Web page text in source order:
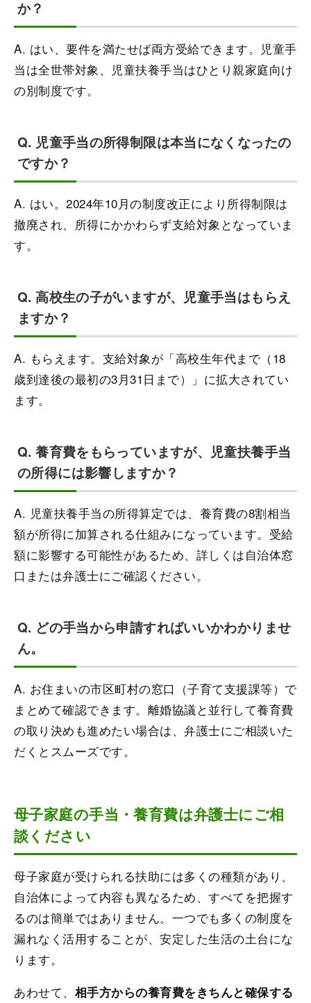
か？
A. はい、要件を満たせば両方受給できます。児童手
当は全世帯対象、児童扶養手当はひとり親家庭向け
の別制度です。
Q. 児童手当の所得制限は本当になくなったの
ですか？
A. はい。2024年10月の制度改正により所得制限は
撤廃され、所得にかかわらず支給対象となっていま
す。
Q. 高校生の子がいますが、児童手当はもらえ
ますか？
A. もらえます。支給対象が「高校生年代まで（18
歳到達後の最初の3月31日まで）」に拡大されてい
ます。
Q. 養育費をもらっていますが、児童扶養手当
の所得には影響しますか？
A. 児童扶養手当の所得算定では、養育費の8割相当
額が所得に加算される仕組みになっています。受給
額に影響する可能性があるため、詳しくは自治体窓
口または弁護士にご確認ください。
Q. どの手当から申請すればいいかわかりませ
ん。
A. お住まいの市区町村の窓口（子育て支援課等）で
まとめて確認できます。離婚協議と並行して養育費
の取り決めも進めたい場合は、弁護士にご相談いた
だくとスムーズです。
母子家庭の手当・養育費は弁護士にご相
談ください
母子家庭が受けられる扶助には多くの種類があり、
自治体によって内容も異なるため、すべてを把握す
るのは簡単ではありません。一つでも多くの制度を
漏れなく活用することが、安定した生活の土台にな
ります。
あわせて、 相手方からの養育費をきちんと確保する